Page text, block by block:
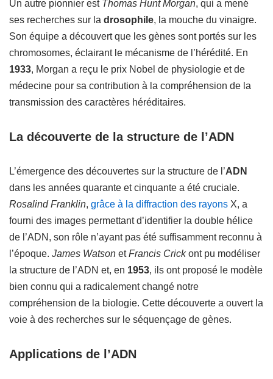
Un autre pionnier est Thomas Hunt Morgan, qui a mené
ses recherches sur la drosophile, la mouche du vinaigre.
Son équipe a découvert que les gènes sont portés sur les
chromosomes, éclairant le mécanisme de l’hérédité. En
1933, Morgan a reçu le prix Nobel de physiologie et de
médecine pour sa contribution à la compréhension de la
transmission des caractères héréditaires.
La découverte de la structure de l’ADN
L’émergence des découvertes sur la structure de l’ADN
dans les années quarante et cinquante a été cruciale.
Rosalind Franklin, grâce à la diffraction des rayons X, a
fourni des images permettant d’identifier la double hélice
de l’ADN, son rôle n’ayant pas été suffisamment reconnu à
l’époque. James Watson etFrancis Crickont pu modéliser
la structure de l’ADN et, en 1953, ils ont proposé le modèle
bien connu qui a radicalement changé notre
compréhension de la biologie. Cette découverte a ouvert la
voie à des recherches sur le séquençage de gènes.
Applications de l’ADN